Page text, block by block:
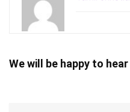
We will be happy to